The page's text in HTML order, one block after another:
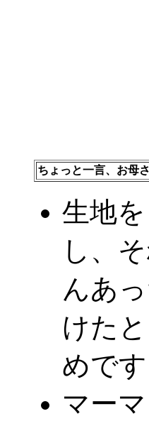
ちょっと一言、お母
生地
し、
んあ
けた
めです
マー